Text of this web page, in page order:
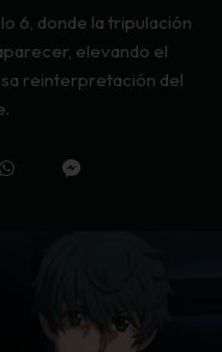
6, donde la tripulación
elevando el
reinterpretación del